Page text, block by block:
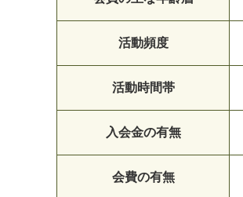
活動頻度
活動時間帯
入会金の有無
会費の有無